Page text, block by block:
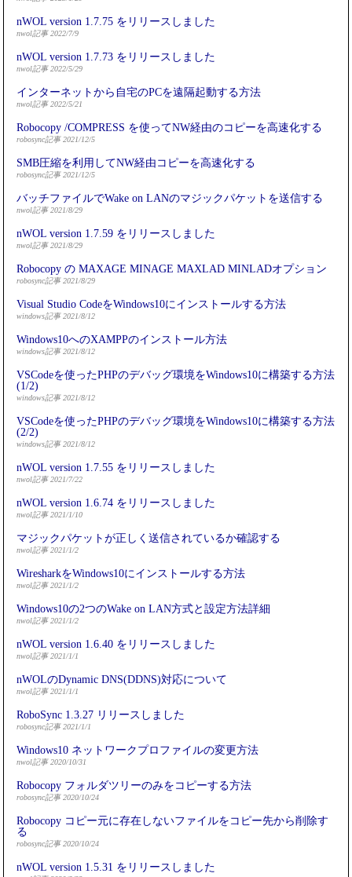
nWOL version 1.7.75 をリリースしました
nwol記事 2022/7/9
nWOL version 1.7.73 をリリースしました
nwol記事 2022/5/29
インターネットから自宅のPCを遠隔起動する方法
nwol記事 2022/5/21
Robocopy /COMPRESS を使ってNW経由のコピーを高速化する
robosync記事 2021/12/5
SMB圧縮を利用してNW経由コピーを高速化する
robosync記事 2021/12/5
バッチファイルでWake on LANのマジックパケットを送信する
nwol記事 2021/8/29
nWOL version 1.7.59 をリリースしました
nwol記事 2021/8/29
Robocopy の MAXAGE MINAGE MAXLAD MINLADオプション
robosync記事 2021/8/29
Visual Studio CodeをWindows10にインストールする方法
windows記事 2021/8/12
Windows10へのXAMPPのインストール方法
windows記事 2021/8/12
VSCodeを使ったPHPのデバッグ環境をWindows10に構築する方法
(1/2)
windows記事 2021/8/12
VSCodeを使ったPHPのデバッグ環境をWindows10に構築する方法
(2/2)
windows記事 2021/8/12
nWOL version 1.7.55 をリリースしました
nwol記事 2021/7/22
nWOL version 1.6.74 をリリースしました
nwol記事 2021/1/10
マジックパケットが正しく送信されているか確認する
nwol記事 2021/1/2
WiresharkをWindows10にインストールする方法
nwol記事 2021/1/2
Windows10の2つのWake on LAN方式と設定方法詳細
nwol記事 2021/1/2
nWOL version 1.6.40 をリリースしました
nwol記事 2021/1/1
nWOLのDynamic DNS(DDNS)対応について
nwol記事 2021/1/1
RoboSync 1.3.27 リリースしました
robosync記事 2021/1/1
Windows10 ネットワークプロファイルの変更方法
nwol記事 2020/10/31
Robocopy フォルダツリーのみをコピーする方法
robosync記事 2020/10/24
Robocopy コピー元に存在しないファイルをコピー先から削除す
る
robosync記事 2020/10/24
nWOL version 1.5.31 をリリースしました